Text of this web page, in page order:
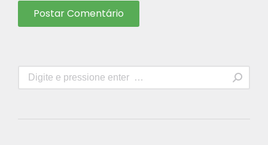
Postar Comentário
Search: